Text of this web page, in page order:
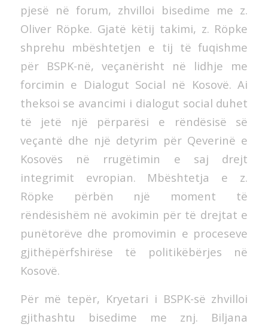
pjesë në forum, zhvilloi bisedime me z.
Oliver Röpke. Gjatë këtij takimi, z. Röpke
shprehu mbështetjen e tij të fuqishme
për BSPK-në, veçanërisht në lidhje me
forcimin e Dialogut Social në Kosovë. Ai
theksoi se avancimi i dialogut social duhet
të jetë një përparësi e rëndësisë së
veçantë dhe një detyrim për Qeverinë e
Kosovës në rrugëtimin e saj drejt
integrimit evropian. Mbështetja e z.
Röpke përbën një moment të
rëndësishëm në avokimin për të drejtat e
punëtorëve dhe promovimin e proceseve
gjithëpërfshirëse të politikëbërjes në
Kosovë.
Për më tepër, Kryetari i BSPK-së zhvilloi
gjithashtu bisedime me znj. Biljana